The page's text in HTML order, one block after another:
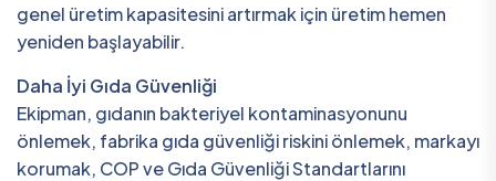
genel üretim kapasitesini artırmak için üretim hemen
yeniden başlayabilir.
Daha İyi Gıda Güvenliği
Ekipman, gıdanın bakteriyel kontaminasyonunu
önlemek, fabrika gıda güvenliği riskini önlemek, markayı
korumak, COP ve Gıda Güvenliği Standartlarını